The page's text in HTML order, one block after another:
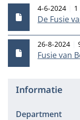
De Fusie
4-6-2024 1
Fusie van
26-8-2024
Informatie
Department